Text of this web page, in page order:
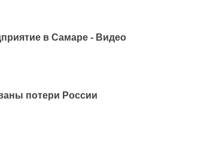
в Самаре - Видео
потери России